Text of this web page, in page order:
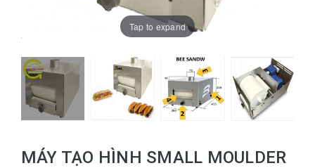
Tap to expand
MÁY TẠO HÌNH SMALL MOULDER